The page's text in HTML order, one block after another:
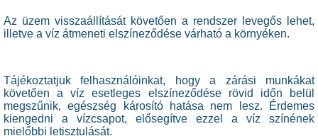
Az üzem visszaállítását követően a rendszer levegős lehet,
illetve a víz átmeneti elszíneződése várható a környéken.
Tájékoztatjuk felhasználóinkat, hogy a zárási munkákat
követően a víz esetleges elszíneződése rövid időn belül
megszűnik, egészség károsító hatása nem lesz. Érdemes
kiengedni a vízcsapot, elősegítve ezzel a víz színének
mielőbbi letisztulását.